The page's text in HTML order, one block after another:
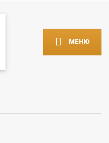
МЕНЮ